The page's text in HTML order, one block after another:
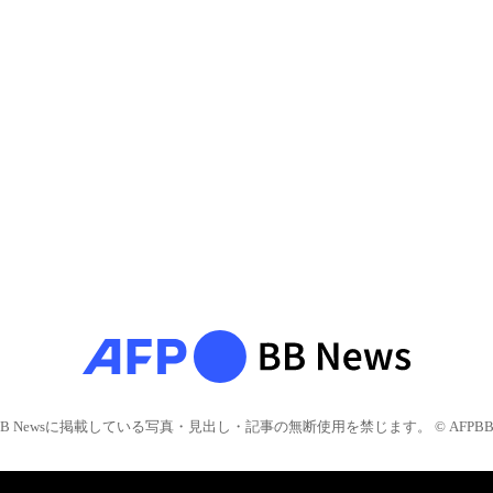
Newsに掲載している写真・見出し・記事の無断使用を禁じます。 © AFPBB